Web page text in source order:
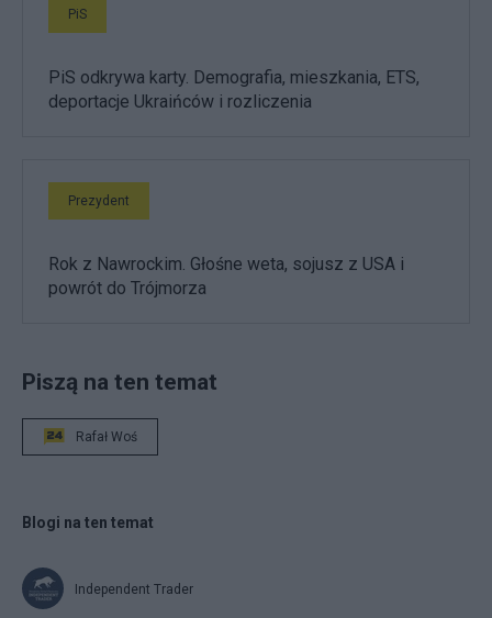
PiS
PiS odkrywa karty. Demografia, mieszkania, ETS,
deportacje Ukraińców i rozliczenia
Prezydent
Rok z Nawrockim. Głośne weta, sojusz z USA i
powrót do Trójmorza
Piszą na ten temat
Rafał Woś
Blogi na ten temat
Independent Trader